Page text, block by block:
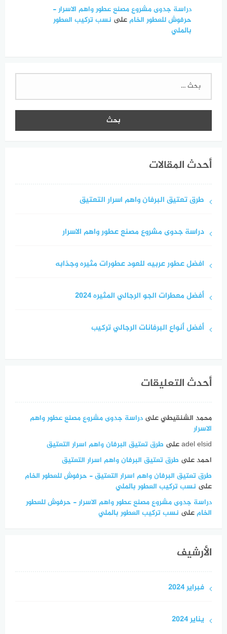
دراسة جدوى مشروع مصنع عطور واهم الاسرار -
حرفوش للعطور الخامعلى نسب تركيب العطور
بالملي
أحدث المقالات
طرق تعتيق البرفان واهم اسرار التعتيق
دراسة جدوى مشروع مصنع عطور واهم الاسرار
افضل عطور عربيه للعود عطورات مثيره وجذابه
أفضل معطرات الجو الرجالي المثيره 2024
أفضل أنواع البرفانات الرجالي تركيب
أحدث التعليقات
محمد الشنقيطيعلى دراسة جدوى مشروع مصنع عطور واهم
الاسرار
adel elsidعلى طرق تعتيق البرفان واهم اسرار التعتيق
احمدعلى طرق تعتيق البرفان واهم اسرار التعتيق
طرق تعتيق البرفان واهم اسرار التعتيق - حرفوش للعطور الخام
على نسب تركيب العطور بالملي
دراسة جدوى مشروع مصنع عطور واهم الاسرار - حرفوش للعطور
الخامعلى نسب تركيب العطور بالملي
الأرشيف
فبراير 2024
يناير 2024